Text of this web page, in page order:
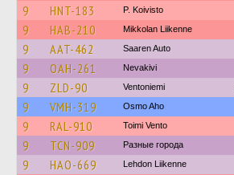
9 HNT-183 P. Koivisto
9 HAB-210 Mikkolan Liikenne
9 AAT-462 Saaren Auto
9 OAH-261 Nevakivi
9 ZLD-90 Ventoniemi
9 VMH-319 Osmo Aho
9 RAL-910 Toimi Vento
9 TCN-909 Разные города
9 HAO-669 Lehdon Liikenne